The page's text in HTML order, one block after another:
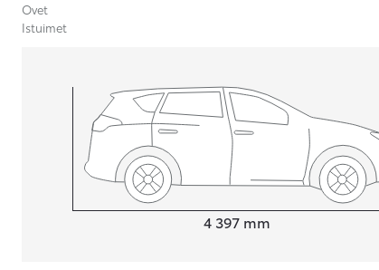
Alkaen
tai kuukausierä
Tulossa pian
Ovet
Istuimet
Pituus
4 397 mm